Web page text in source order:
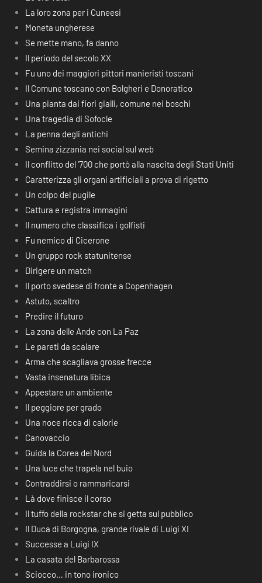
La loro zona per i Cuneesi
Moneta ungherese
Se mette mano, fa danno
Il periodo del secolo XX
Fu uno dei maggiori pittori manieristi toscani
Il Comune toscano con Bolgheri e Donoratico
Una pianta dai fiori gialli, comune nei boschi
Una tragedia di Sofocle
La penna degli antichi
Semina zizzania nei social sul web
Il conflitto del ‘700 che portò alla nascita degli Stati Uniti
Caratterizza gli organi artificiali a prova di rigetto
Un colpo del pugile
Cattura e registra immagini
Il numero che classifica i golfisti
Fu nemico di Cicerone
Un gruppo rock statunitense
Dirigere un match
Il porto svedese di fronte a Copenhagen
Astuto, scaltro
Predire il futuro
La zona delle Ande con La Paz
Le pareti da scalare
Arma che scagliava grosse frecce
Vasta insenatura libica
Appestare un ambiente
Il peggiore per grado
Una noce ricca di calorie
Canovaccio
Guida la Corea del Nord
Una luce che trapela nel buio
Contraddirsi o rammaricarsi
Là dove finisce il corso
Il tuffo della rockstar che si getta sul pubblico
Il Duca di Borgogna, grande rivale di Luigi XI
Successe a Luigi IX
La casata del Barbarossa
Sciocco… in tono ironico